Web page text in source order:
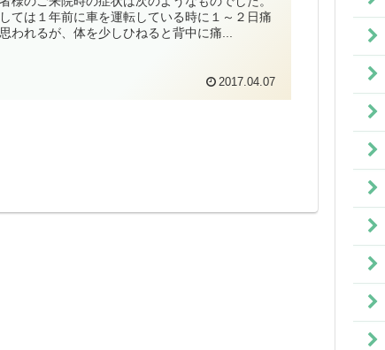
ては１年前に車を運転している時に１～２日痛
われるが、体を少しひねると背中に痛...
2017.04.07